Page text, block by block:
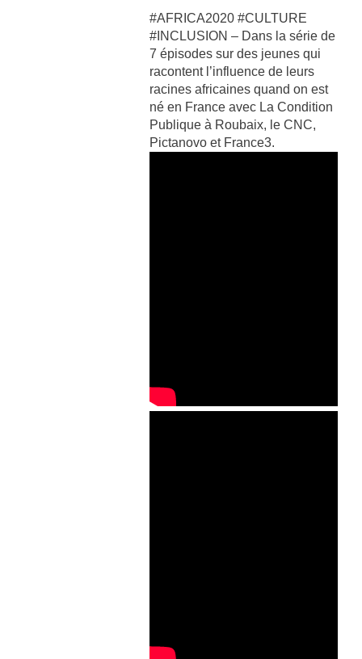
#AFRICA2020 #CULTURE
#INCLUSION – Dans la série de
7 épisodes sur des jeunes qui
racontent l’influence de leurs
racines africaines quand on est
né en France avec La Condition
Publique à Roubaix, le CNC,
Pictanovo et France3.